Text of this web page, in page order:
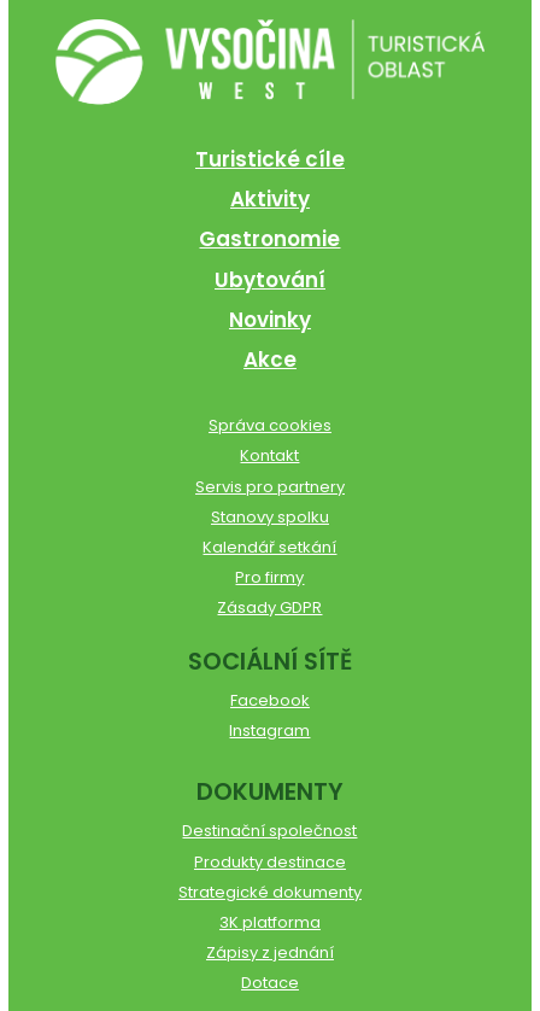
Turistické cíle
Aktivity
Gastronomie
Ubytování
Novinky
Akce
Správa cookies
Kontakt
Servis pro partnery
Stanovy spolku
Kalendář setkání
Pro firmy
Zásady GDPR
SOCIÁLNÍ SÍTĚ
Facebook
Instagram
DOKUMENTY
Destinační společnost
Produkty destinace
Strategické dokumenty
3K platforma
Zápisy z jednání
Dotace